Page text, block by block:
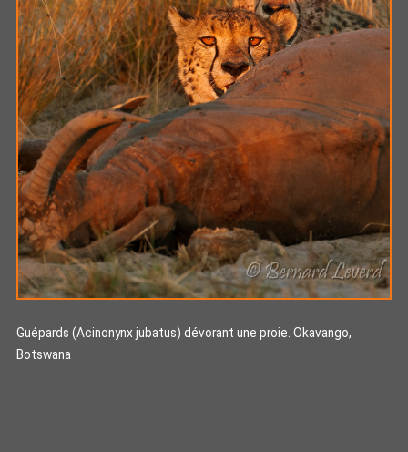
Guépards (Acinonynx jubatus) dévorant une proie. Okavango,
Botswana